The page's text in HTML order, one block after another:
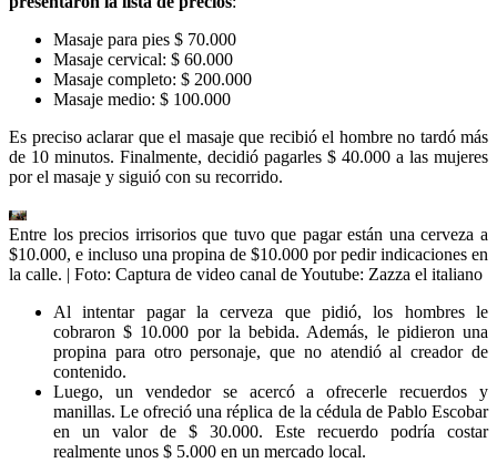
Masaje para pies $ 70.000
Masaje cervical: $ 60.000
Masaje completo: $ 200.000
Masaje medio: $ 100.000
Es preciso aclarar que el masaje que recibió el hombre no tardó más
de 10 minutos. Finalmente, decidió pagarles $ 40.000 a las mujeres
por el masaje y siguió con su recorrido.
Entre los precios irrisorios que tuvo que pagar están una cerveza a
$10.000, e incluso una propina de $10.000 por pedir indicaciones en
la calle. | Foto: Captura de video canal de Youtube: Zazza el italiano
Al intentar pagar la cerveza que pidió, los hombres le
cobraron $ 10.000 por la bebida. Además, le pidieron una
propina para otro personaje, que no atendió al creador de
contenido.
Luego, un vendedor se acercó a ofrecerle recuerdos y
manillas. Le ofreció una réplica de la cédula de Pablo Escobar
en un valor de $ 30.000. Este recuerdo podría costar
realmente unos $ 5.000 en un mercado local.